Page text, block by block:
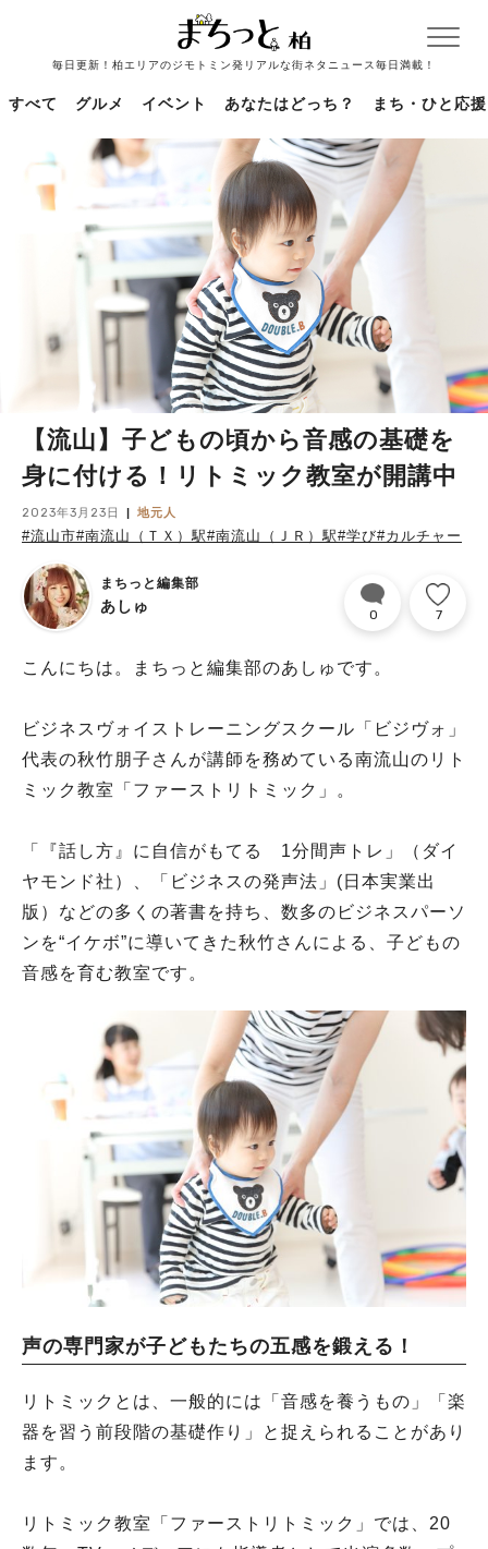
毎日更新！柏エリアのジモトミン発リアルな街ネタニュース毎日満載！
すべて グルメ イベント あなたはどっち？ まち・ひと応援
【流山】子どもの頃から音感の基礎を
身に付ける！リトミック教室が開講中
2023年3月23日 地元人
#流山市#南流山（ＴＸ）駅#南流山（ＪＲ）駅#学び#カルチャー
まちっと編集部
あしゅ 0 7
こんにちは。まちっと編集部のあしゅです。
ビジネスヴォイストレーニングスクール「ビジヴォ」
代表の秋竹朋子さんが講師を務めている南流山のリト
ミック教室「ファーストリトミック」。
「『話し方』に自信がもてる 1分間声トレ」（ダイ
ヤモンド社）、「ビジネスの発声法」(日本実業出
版）などの多くの著書を持ち、数多のビジネスパーソ
ンを“イケボ”に導いてきた秋竹さんによる、子どもの
音感を育む教室です。
声の専門家が子どもたちの五感を鍛える！
リトミックとは、一般的には「音感を養うもの」「楽
器を習う前段階の基礎作り」と捉えられることがあり
ます。
リトミック教室「ファーストリトミック」では、20